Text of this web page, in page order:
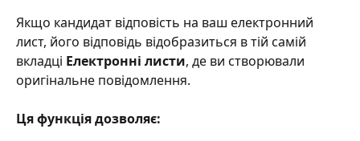
Якщо кандидат відповість на ваш електронний
лист, його відповідь відобразиться в тій самій
вкладці Електронні листи, де ви створювали
оригінальне повідомлення.
Ця функція дозволяє: